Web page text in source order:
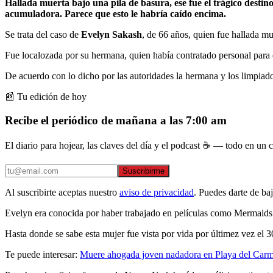
Hallada muerta bajo una pila de basura, ese fue el trágico
acumuladora. Parece que esto le habría caído encima.
Se trata del caso de Evelyn Sakash, de 66 años, quien fue hallada
Fue localozada por su hermana, quien había contratado personal
De acuerdo con lo dicho por las autoridades la hermana y los
📰 Tu edición de hoy
Recibe el periódico de mañana a las 7:00 am
El diario para hojear, las claves del día y el podcast ☕ — todo en un
Suscribirme
Al suscribirte aceptas nuestro aviso de privacidad. Puedes darte de
Evelyn era conocida por haber trabajado en películas como
Hasta donde se sabe esta mujer fue vista por vida por últimez vez el
Te puede interesar: Muere ahogada joven nadadora en Playa del